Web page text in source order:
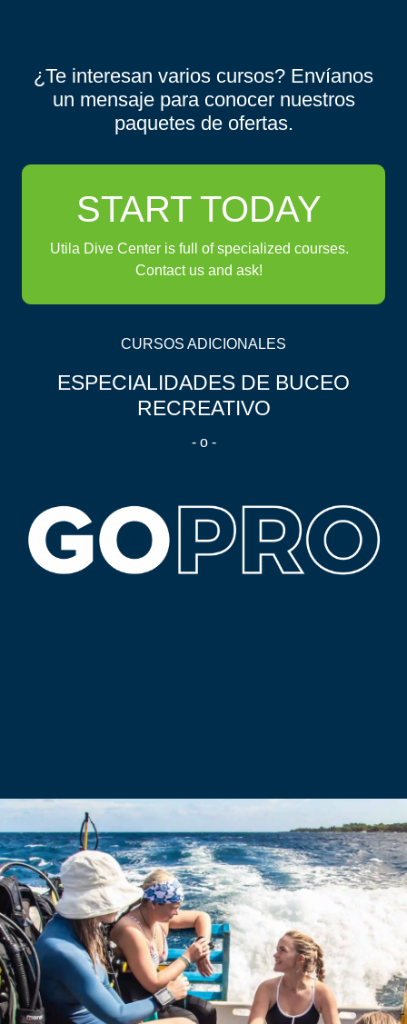
¿Te interesan varios cursos? Envíanos
un mensaje para conocer nuestros
paquetes de ofertas.
START TODAY
Utila Dive Center is full of specialized courses.
Contact us and ask!
CURSOS ADICIONALES
ESPECIALIDADES DE BUCEO
RECREATIVO
- o -